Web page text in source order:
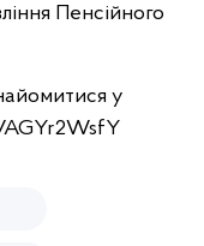
Пенсійного
у